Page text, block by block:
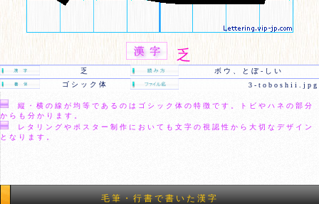
乏
乏
ボウ、とぼ-しい
ゴシック体
3-toboshii.jpg
縦・横の線が均等であるのはゴシック体の特徴です。トビやハネの部分
からも分かります。
レタリングやポスター制作においても文字の視認性から大切なデザイン
となります。
毛筆・行書で書いた漢字